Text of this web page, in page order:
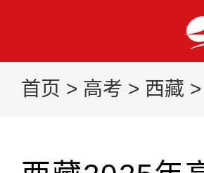
首页 > 高考 > 西藏 >